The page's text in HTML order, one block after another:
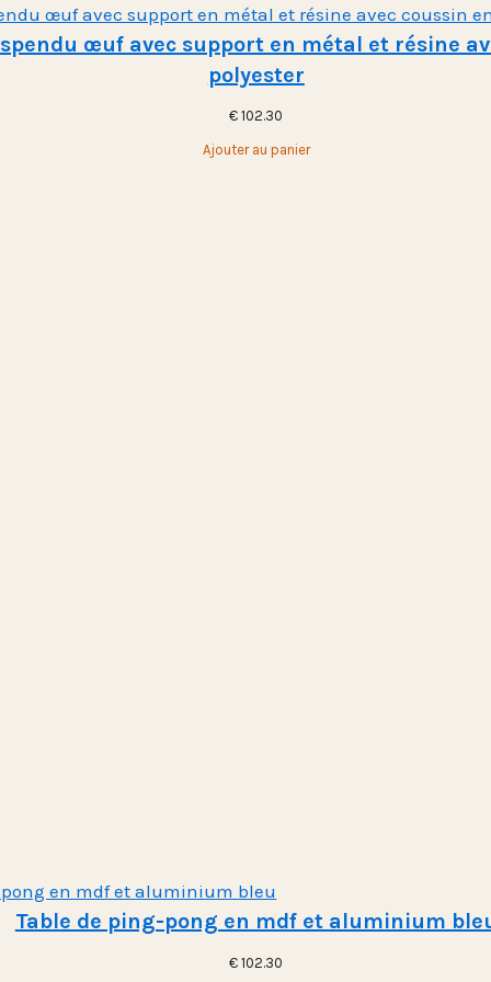
œuf avec support en métal et résine
polyester
€ 102.30
Ajouter au panier
Table de ping-pong en mdf et aluminium
€ 102.30